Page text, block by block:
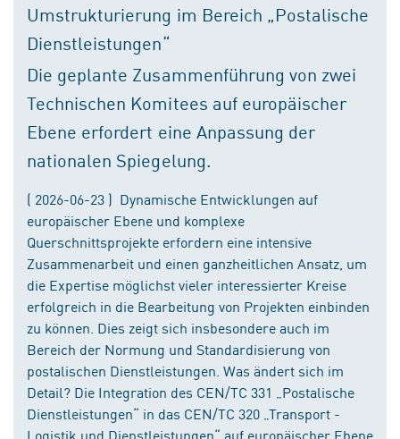
Umstrukturierung im Bereich „Postalische
Dienstleistungen“
Die geplante Zusammenführung von zwei
Technischen Komitees auf europäischer
Ebene erfordert eine Anpassung der
nationalen Spiegelung.
( 2026-06-23 ) Dynamische Entwicklungen auf
europäischer Ebene und komplexe
Querschnittsprojekte erfordern eine intensive
Zusammenarbeit und einen ganzheitlichen Ansatz, um
die Expertise möglichst vieler interessierter Kreise
erfolgreich in die Bearbeitung von Projekten einbinden
zu können. Dies zeigt sich insbesondere auch im
Bereich der Normung und Standardisierung von
postalischen Dienstleistungen. Was ändert sich im
Detail? Die Integration des CEN/TC 331 „Postalische
Dienstleistungen“ in das CEN/TC 320 „Transport -
Logistik und Dienstleistungen“ auf europäischer Ebene